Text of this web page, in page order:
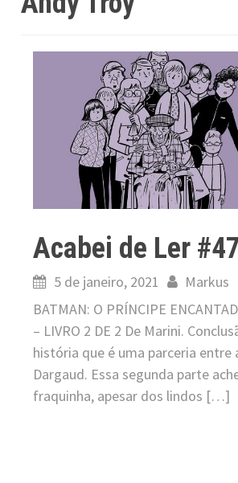
Acabei de Ler #47
5 de janeiro, 2021 Markus
BATMAN: O PRÍNCIPE
– LIVRO 2 DE 2 De Marini.
história que é uma parceria entre
Dargaud. Essa segunda parte
fraquinha, apesar dos lindos […]